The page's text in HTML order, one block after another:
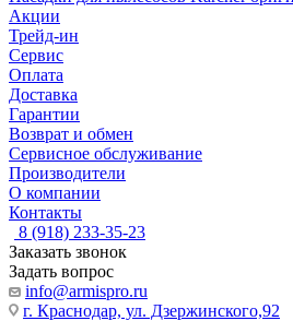
Акции
Трейд-ин
Сервис
Оплата
Доставка
Гарантии
Возврат и обмен
Сервисное обслуживание
Производители
О компании
Контакты
8 (918) 233-35-23
Заказать звонок
Задать вопрос
info@armispro.ru
г. Краснодар, ул. Дзержинского,92